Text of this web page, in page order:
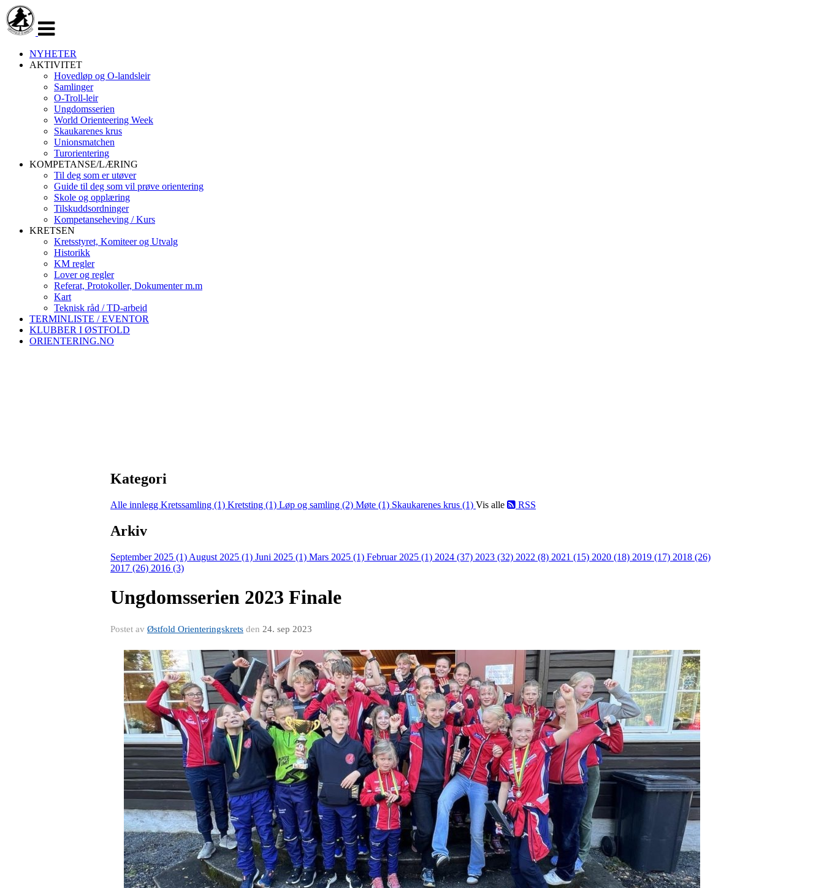
navigasjon
NYHETER
AKTIVITET
Hovedløp og O-landsleir
Samlinger
O-Troll-leir
Ungdomsserien
World Orienteering Week
Skaukarenes krus
Unionsmatchen
Turorientering
KOMPETANSE/LÆRING
Til deg som er utøver
Guide til deg som vil prøve orientering
Skole og opplæring
Tilskuddsordninger
Kompetanseheving / Kurs
KRETSEN
Kretsstyret, Komiteer og Utvalg
Historikk
KM regler
Lover og regler
Referat, Protokoller, Dokumenter m.m
Kart
Teknisk råd / TD-arbeid
TERMINLISTE / EVENTOR
KLUBBER I ØSTFOLD
ORIENTERING.NO
Kategori
Alle innlegg Kretssamling (1) Kretsting (1) Løp og samling (2) Møte (1) Skaukarenes krus (1) Vis alle RSS
Arkiv
September 2025 (1) August 2025 (1) Juni 2025 (1) Mars 2025 (1) Februar 2025 (1) 2024 (37) 2023 (32) 2022 (8) 2021 (15) 2020 (18) 2019 (17) 2018 (26)
2017 (26) 2016 (3)
Ungdomsserien 2023 Finale
Postet av Østfold Orienteringskrets den 24. sep 2023